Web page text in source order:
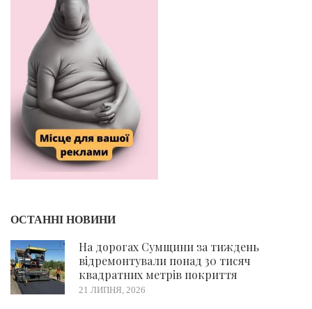
ОСТАННІ НОВИНИ
На дорогах Сумщини за тиждень
відремонтували понад 30 тисяч
квадратних метрів покриття
21 ЛИПНЯ, 2026